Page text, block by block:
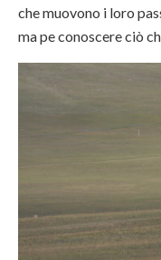
che muovono i loro
ma pe conoscere ciò